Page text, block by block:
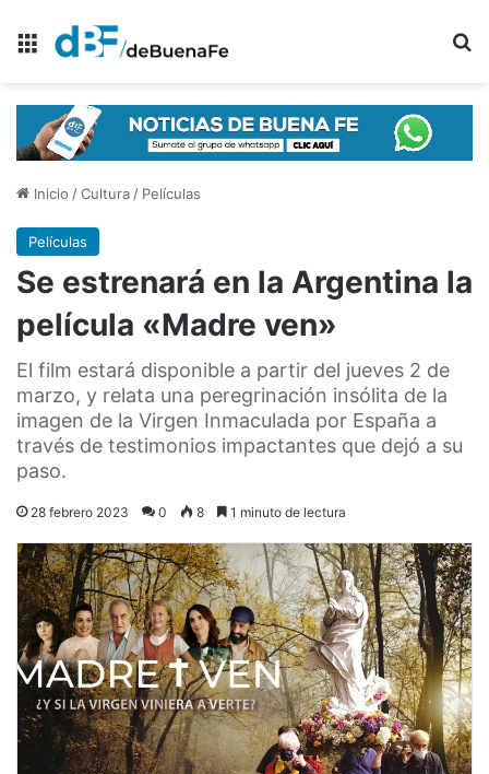
Menú
Inicio /Cultura/ Películas
Películas
Se estrenará en la Argentina la
película «Madre ven»
El film estará disponible a partir del jueves 2 de
marzo, y relata una peregrinación insólita de la
imagen de la Virgen Inmaculada por España a
través de testimonios impactantes que dejó a su
paso.
28 febrero 2023 0 8 1 minuto de lectura